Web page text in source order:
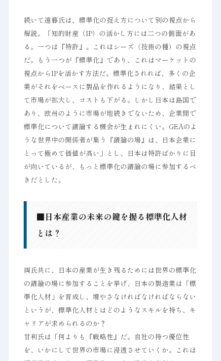
続いて遠藤氏は、標準化の捉え方について別の視点から
解説。「知的財産（IP）の活かし方には二つの側面があ
る。一つは『特許』。これはシーズ（技術の種）の視点
だ。もう一つが『標準化』であり、これはマーケットの
視点からIPを活かす方法だ。標準化されれば、多くの企
業がそれをベースに製品を作れるようになり、結果とし
て市場が拡大し、コストも下がる。しかし日本は島国で
あり、欧州のように市場が地続きでないため、企業間で
標準化について議論する機会が生まれにくい。GEAのよ
うな世界中の関係者が集う『議論の場』は、日本企業に
とって極めて価値が高い」とし、日本は特許ばかりに目
が向いているが、もっと標準化の議論の場に参加するべ
きだとした。
■日本産業の未来の鍵を握る標準化人材
とは？
両氏共に、日本の産業が生き残るためには世界の標準化
の議論の場に参加することを挙げ、日本の製造業は「標
準化人材」を育成し、増やさなければなければならない
というが、標準化人材とはどのようなスキルを持ち、キ
ャリアが求められるのか？
甘利氏は「何よりも『戦略性』だ。自社の持つ優位性
を、いかにして世界の市場に浸透させていくか。これは